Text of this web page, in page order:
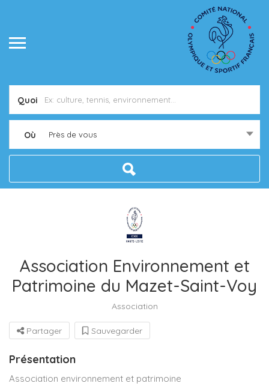
Quoi
Où Près de vous
Association Environnement et
Patrimoine du Mazet-Saint-Voy
Association
Partager Sauvegarder
Présentation
Association environnement et patrimoine